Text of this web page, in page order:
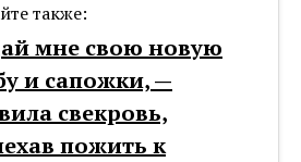
также:
мне свою новую
и сапожки, —
свекровь,
пожить к